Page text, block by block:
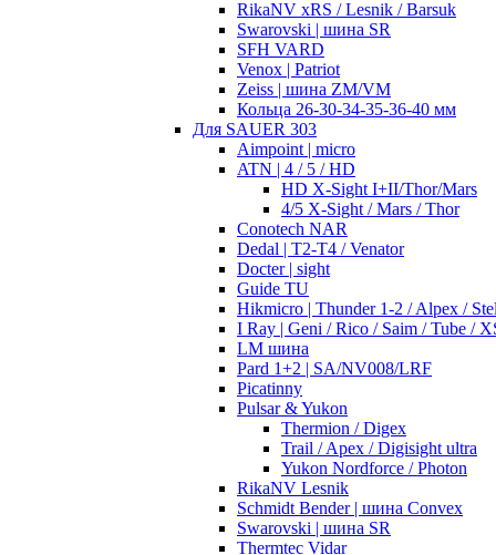
RikaNV xRS / Lesnik / Barsuk
Swarovski | шина SR
SFH VARD
Venox | Patriot
Zeiss | шина ZM/VM
Кольца 26-30-34-35-36-40 мм
Для SAUER 303
Aimpoint | micro
ATN | 4 / 5 / HD
HD X-Sight I+II/Thor/Mars
4/5 X-Sight / Mars / Thor
Conotech NAR
Dedal | T2-T4 / Venator
Docter | sight
Guide TU
Hikmicro | Thunder 1-2 / Alpex /
I Ray | Geni / Rico / Saim / Tube /
LM шина
Pard 1+2 | SA/NV008/LRF
Picatinny
Pulsar & Yukon
Thermion / Digex
Trail / Apex / Digisight ultra
Yukon Nordforce / Photon
RikaNV Lesnik
Schmidt Bender | шина Convex
Swarovski | шина SR
Thermtec Vidar